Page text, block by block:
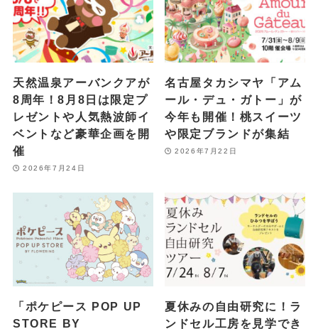
天然温泉アーバンクアが
8周年！8月8日は限定プ
レゼントや人気熱波師イ
ベントなど豪華企画を開
催
2026年7月24日
名古屋タカシマヤ「アム
ール・デュ・ガトー」が
今年も開催！桃スイーツ
や限定ブランドが集結
2026年7月22日
「ポケピース POP UP
STORE BY
夏休みの自由研究に！ラ
ンドセル工房を見学でき